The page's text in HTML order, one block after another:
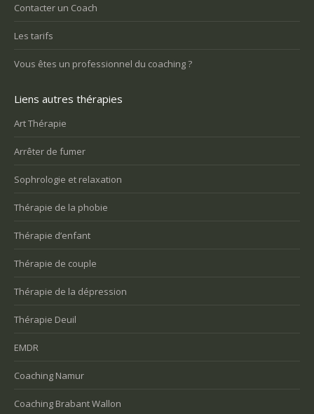
Contacter un Coach
Les tarifs
Vous êtes un professionnel du coaching ?
Liens autres thérapies
Art Thérapie
Arrêter de fumer
Sophrologie et relaxation
Thérapie de la phobie
Thérapie d’enfant
Thérapie de couple
Thérapie de la dépression
Thérapie Deuil
EMDR
Coaching Namur
Coaching Brabant Wallon